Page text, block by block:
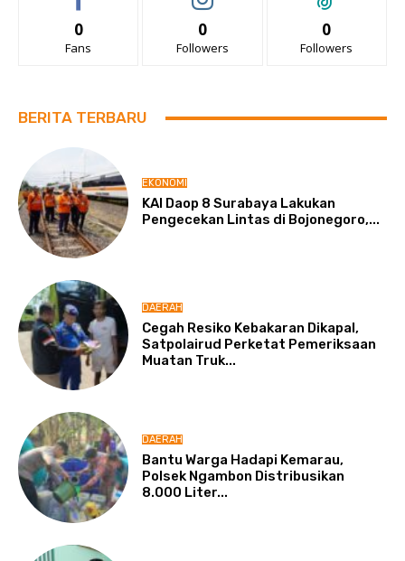
0
Fans
0
Followers
0
Followers
BERITA TERBARU
EKONOMI
KAI Daop 8 Surabaya Lakukan
Pengecekan Lintas di Bojonegoro,...
DAERAH
Cegah Resiko Kebakaran Dikapal,
Satpolairud Perketat Pemeriksaan
Muatan Truk...
DAERAH
Bantu Warga Hadapi Kemarau,
Polsek Ngambon Distribusikan
8.000 Liter...